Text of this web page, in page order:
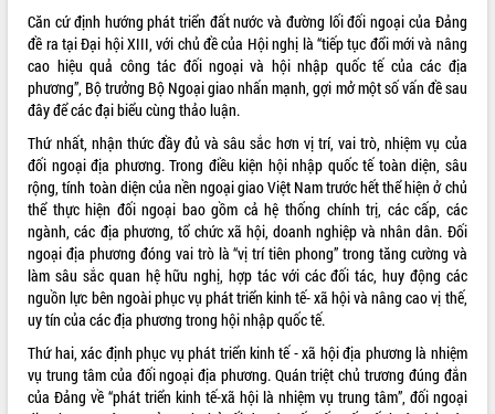
Bí thư Tỉnh ủy Lương Nguyễn Minh
Triết thăm, tặng quà người có công với
cách mạng
Rà soát, hoàn thiện hệ thống thiết chế
văn hóa, thể thao đáp ứng yêu cầu
phát triển mới
Thường trực HĐND tỉnh Đắk Lắk gặp
mặt Đoàn chuyên gia y tế TP. Hồ Chí
Minh
Lễ truy điệu và an táng hài cốt liệt sĩ
tại Nghĩa trang Liệt sĩ xã Sơn Hòa
Bàn giải pháp tháo gỡ khó khăn trong
xuất khẩu sầu riêng và triển khai quy
định EUDR
Thứ trưởng Bộ Nông nghiệp và Môi
trường Nguyễn Hoàng Hiệp khảo sát
vùng trồng và doanh nghiệp đóng gói
LIÊN KẾT WEB
THỐNG KÊ TRUY CẬP
Hôm nay:
26434
Tất cả: 66139548
Căn cứ định hướng phát triển đất nước và đường lối đối ngoại của Đảng
đề ra tại Đại hội XIII, với chủ đề của Hội nghị là “tiếp tục đổi mới và nâng
cao hiệu quả công tác đối ngoại và hội nhập quốc tế của các địa
phương”, Bộ trưởng Bộ Ngoại giao nhấn mạnh, gợi mở một số vấn đề sau
đây để các đại biểu cùng thảo luận.
Thứ nhất, nhận thức đầy đủ và sâu sắc hơn vị trí, vai trò, nhiệm vụ của
đối ngoại địa phương. Trong điều kiện hội nhập quốc tế toàn diện, sâu
rộng, tính toàn diện của nền ngoại giao Việt Nam trước hết thể hiện ở chủ
thể thực hiện đối ngoại bao gồm cả hệ thống chính trị, các cấp, các
ngành, các địa phương, tổ chức xã hội, doanh nghiệp và nhân dân. Đối
ngoại địa phương đóng vai trò là “vị trí tiên phong” trong tăng cường và
làm sâu sắc quan hệ hữu nghị, hợp tác với các đối tác, huy động các
nguồn lực bên ngoài phục vụ phát triển kinh tế- xã hội và nâng cao vị thế,
uy tín của các địa phương trong hội nhập quốc tế.
Thứ hai, xác định phục vụ phát triển kinh tế - xã hội địa phương là nhiệm
vụ trung tâm của đối ngoại địa phương. Quán triệt chủ trương đúng đắn
của Đảng về “phát triển kinh tế-xã hội là nhiệm vụ trung tâm”, đối ngoại